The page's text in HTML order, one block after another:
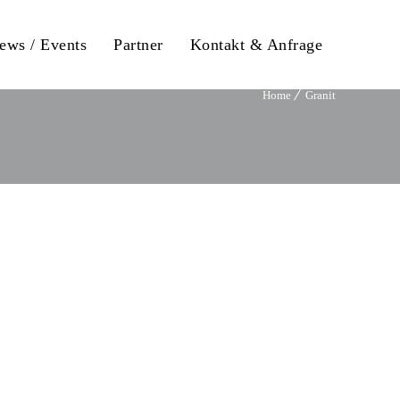
/ Events Partner Kontakt & Anfrage
Home Granit